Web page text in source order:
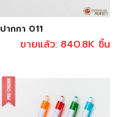
ปากกา 011
ขายแล้ว: 840.8K ชิ้น